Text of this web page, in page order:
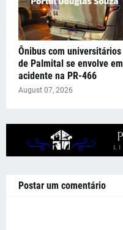
Ônibus com universitários
de Palmital se envolve em
acidente na PR-466
August 07, 2026
Postar um comentário